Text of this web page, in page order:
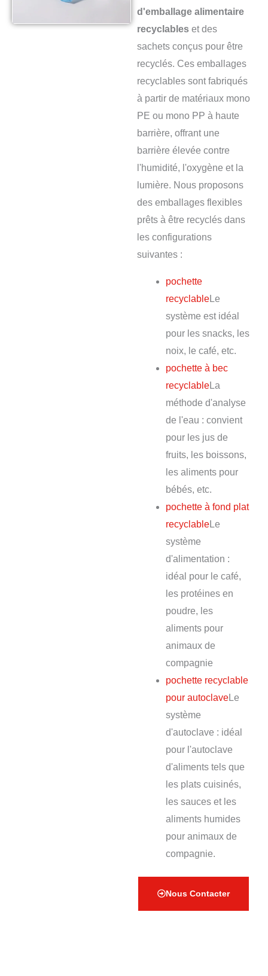
d'emballage alimentaire
recyclableset des
sachets conçus pour être
recyclés. Ces emballages
recyclables sont fabriqués
à partir de matériaux mono
PE ou mono PP à haute
barrière, offrant une
barrière élevée contre
l'humidité, l'oxygène et la
lumière. Nous proposons
des emballages flexibles
prêts à être recyclés dans
les configurations
suivantes :
pochette
recyclableLe
système est idéal
pour les snacks, les
noix, le café, etc.
pochette à bec
recyclableLa
méthode d'analyse
de l'eau : convient
pour les jus de
fruits, les boissons,
les aliments pour
bébés, etc.
pochette à fond plat
recyclableLe
système
d'alimentation :
idéal pour le café,
les protéines en
poudre, les
aliments pour
animaux de
compagnie
pochette recyclable
pour autoclaveLe
système
d'autoclave : idéal
pour l'autoclave
d'aliments tels que
les plats cuisinés,
les sauces et les
aliments humides
pour animaux de
compagnie.
Nous Contacter